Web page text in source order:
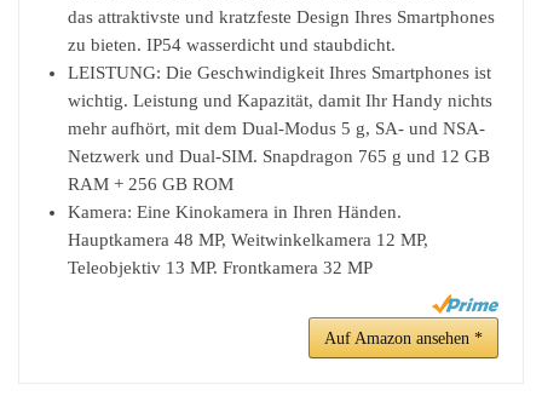
das attraktivste und kratzfeste Design Ihres Smartphones
zu bieten. IP54 wasserdicht und staubdicht.
LEISTUNG: Die Geschwindigkeit Ihres Smartphones ist
wichtig. Leistung und Kapazität, damit Ihr Handy nichts
mehr aufhört, mit dem Dual-Modus 5 g, SA- und NSA-
Netzwerk und Dual-SIM. Snapdragon 765 g und 12 GB
RAM + 256 GB ROM
Kamera: Eine Kinokamera in Ihren Händen.
Hauptkamera 48 MP, Weitwinkelkamera 12 MP,
Teleobjektiv 13 MP. Frontkamera 32 MP
Auf Amazon ansehen *